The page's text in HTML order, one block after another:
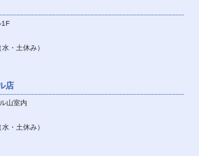
1F
・土休み）
店
山室内
・土休み）